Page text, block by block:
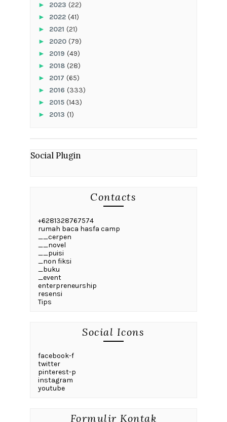
► 2023 (22)
► 2022 (41)
► 2021 (21)
► 2020 (79)
► 2019 (49)
► 2018 (28)
► 2017 (65)
► 2016 (333)
► 2015 (143)
► 2013 (1)
Social Plugin
Contacts
+6281328767574
rumah baca hasfa camp
__cerpen
__novel
__puisi
_non fiksi
_buku
_event
enterpreneurship
resensi
Tips
Social Icons
facebook-f
twitter
pinterest-p
instagram
youtube
Formulir Kontak